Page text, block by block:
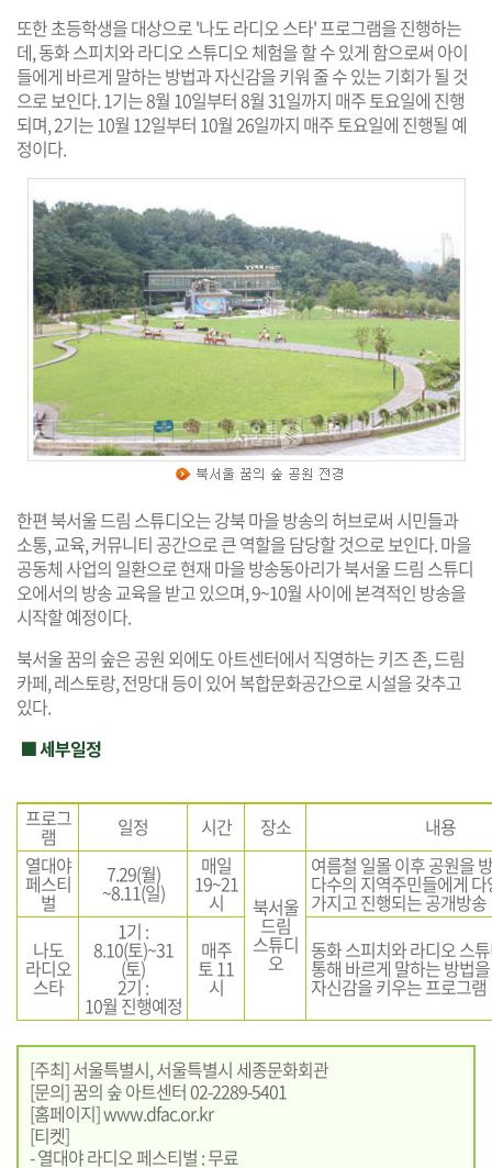
또한 초등학생을 대상으로 '나도 라디오 스타' 프로그램을 진행하는
데, 동화 스피치와 라디오 스튜디오 체험을 할 수 있게 함으로써 아이
들에게 바르게 말하는 방법과 자신감을 키워 줄 수 있는 기회가 될 것
으로 보인다. 1기는 8월 10일부터 8월 31일까지 매주 토요일에 진행
되며, 2기는 10월 12일부터 10월 26일까지 매주 토요일에 진행될 예
정이다.
한편 북서울 드림 스튜디오는 강북 마을 방송의 허브로써 시민들과
소통, 교육, 커뮤니티 공간으로 큰 역할을 담당할 것으로 보인다. 마을
공동체 사업의 일환으로 현재 마을 방송동아리가 북서울 드림 스튜디
오에서의 방송 교육을 받고 있으며, 9~10월 사이에 본격적인 방송을
시작할 예정이다.
북서울 꿈의 숲은 공원 외에도 아트센터에서 직영하는 키즈 존, 드림
카페, 레스토랑, 전망대 등이 있어 복합문화공간으로 시설을 갖추고
있다.
■ 세부일정
프로그
램 일정 시간 장소
내용
열대야
페스티
벌
7.29(월)
~8.11(일)
매일
19~21
시 북서울
드림
스튜디
오
여름철 일몰 이후 공원을
다수의 지역주민들에게
가지고 진행되는 공개방송
나도
라디오
스타
1기 :
8.10(토)~31
(토)
2기 :
10월 진행예정
매주
토 11
시
동화 스피치와 라디오 스
통해 바르게 말하는 방법
자신감을 키우는 프로그램
[주최] 서울특별시, 서울특별시 세종문화회관
[문의] 꿈의 숲 아트센터 02-2289-5401
[홈페이지]www.dfac.or.kr
[티켓]
- 열대야 라디오 페스티벌 : 무료